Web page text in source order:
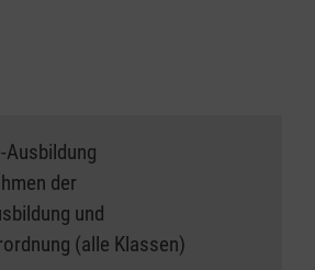
der
und
(alle Klassen)